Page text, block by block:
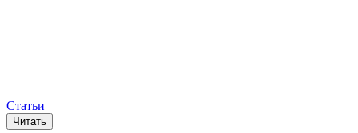
Статьи
Читать